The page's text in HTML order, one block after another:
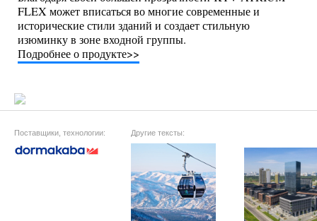
FLEX может вписаться во многие современные и
исторические стили зданий и создает стильную
изюминку в зоне входной группы.
Подробнее о продукте>>
Поставщики, технологии: Другие тексты: